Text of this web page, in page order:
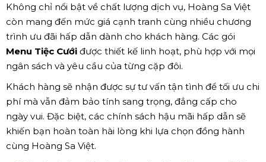
Không chỉ nổi bật về chất lượng dịch vụ, Hoàng Sa Việt
còn mang đến mức giá cạnh tranh cùng nhiều chương
trình ưu đãi hấp dẫn dành cho khách hàng. Các gói
Menu Tiệc Cưới được thiết kế linh hoạt, phù hợp với mọi
ngân sách và yêu cầu của từng cặp đôi.
Khách hàng sẽ nhận được sự tư vấn tận tình để tối ưu chi
phí mà vẫn đảm bảo tính sang trọng, đẳng cấp cho
ngày vui. Đặc biệt, các chính sách hậu mãi hấp dẫn sẽ
khiến bạn hoàn toàn hài lòng khi lựa chọn đồng hành
cùng Hoàng Sa Việt.